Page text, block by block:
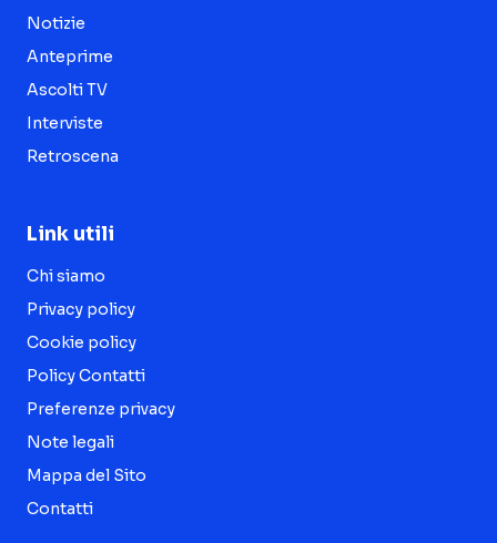
Notizie
Anteprime
Ascolti TV
Interviste
Retroscena
Link utili
Chi siamo
Privacy policy
Cookie policy
Policy Contatti
Preferenze privacy
Note legali
Mappa del Sito
Contatti